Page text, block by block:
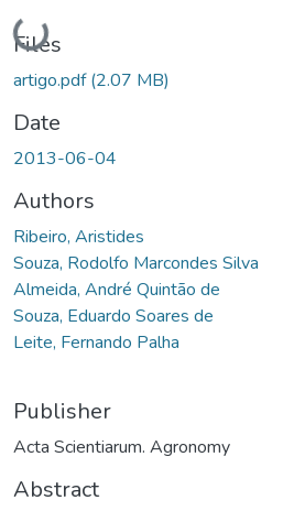
Loading...
Files
artigo.pdf(2.07 MB)
Date
2013-06-04
Authors
Ribeiro, Aristides
Souza, Rodolfo Marcondes Silva
Almeida, André Quintão de
Souza, Eduardo Soares de
Leite, Fernando Palha
Publisher
Acta Scientiarum. Agronomy
Abstract